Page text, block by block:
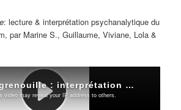
: lecture & interprétation psychanalytique du
par Marine S., Guillaume, Viviane, Lola &